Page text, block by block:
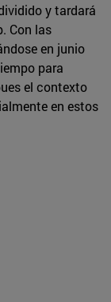
y tardará
Con las
en junio
para
el contexto
en estos